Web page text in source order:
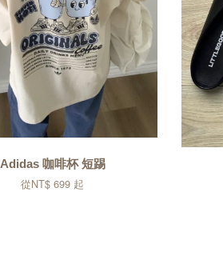
Adidas 咖啡杯 短踢
從NT$ 699 起